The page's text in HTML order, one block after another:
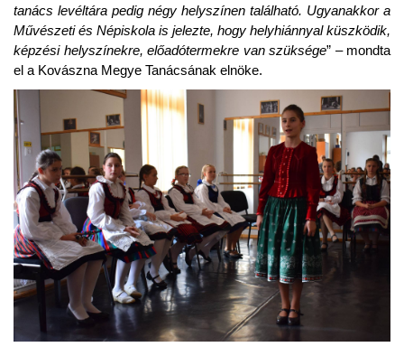
tanács levéltára pedig négy helyszínen található. Ugyanakkor a
Művészeti és Népiskola is jelezte, hogy helyhiánnyal küszködik,
képzési helyszínekre, előadótermekre van szüksége” – mondta
el a Kovászna Megye Tanácsának elnöke.